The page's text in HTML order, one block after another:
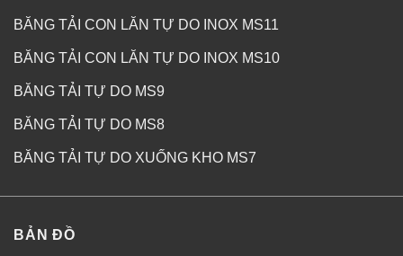
BĂNG TẢI CON LĂN TỰ DO INOX MS11
BĂNG TẢI CON LĂN TỰ DO INOX MS10
BĂNG TẢI TỰ DO MS9
BĂNG TẢI TỰ DO MS8
BĂNG TẢI TỰ DO XUỐNG KHO MS7
BẢN ĐỒ